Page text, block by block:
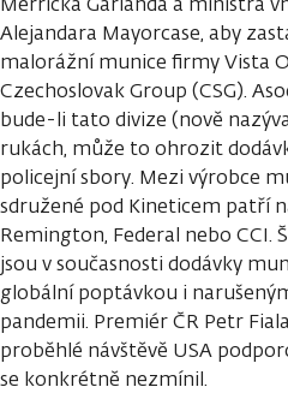
Alejandara Mayorcase, aby
malorážní munice firmy Vista
Czechoslovak Group (CSG).
bude-li tato divize (nově
rukách, může to ohrozit
policejní sbory. Mezi výrobce
sdružené pod Kineticem patří
Remington, Federal nebo CCI.
jsou v současnosti dodávky
globální poptávkou i
pandemii. Premiér ČR Petr
proběhlé návštěvě USA
se konkrétně nezmínil.